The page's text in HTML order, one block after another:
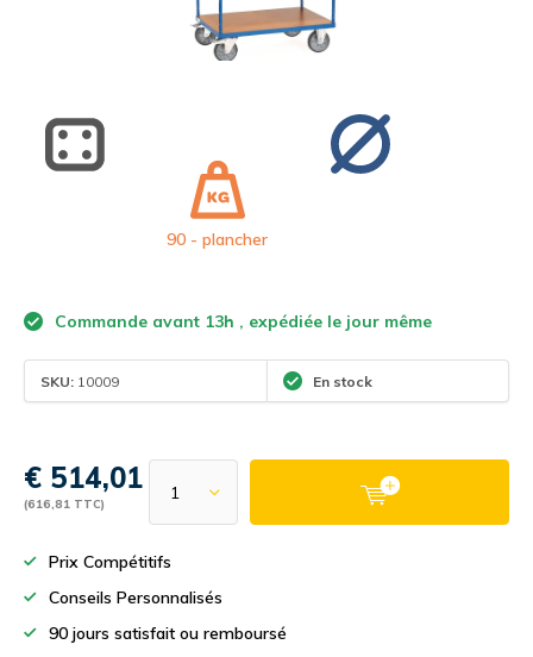
90 - plancher
Commande avant 13h , expédiée le jour même
SKU: 10009 En stock
€ 514,01
(616,81 TTC)
Prix Compétitifs
Conseils Personnalisés
90 jours satisfait ou remboursé